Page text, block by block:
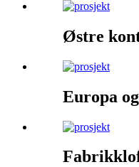
Østre
Europa